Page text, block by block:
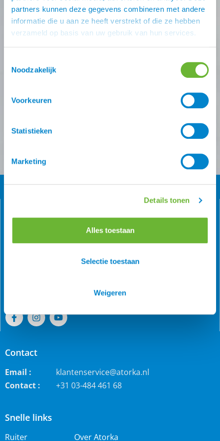
partners kunnen deze gegevens combineren met andere
informatie die u aan ze heeft verstrekt of die ze hebben
verzameld op basis van uw gebruik van hun services.
Noodzakelijk
Voorkeuren
Statistieken
Marketing
Details tonen
Alles toestaan
Selectie toestaan
Weigeren
deals missen?
Schrijf je in voor één (of meer) van onze nieuwsbrieven!
Atorka algemeen
Versturen
Snelle links
Ruiter Over Atorka
Als grootste online webwinkel voor IJslandse paarden in
paardenrassen staan wij bekend voor de grote collectie
Contact
Email :
klantenservice@atorka.nl
Contact :
+31 03-484 461 68